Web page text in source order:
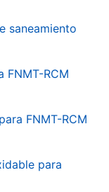
saneamiento
FNMT-RCM
FNMT-RCM
para